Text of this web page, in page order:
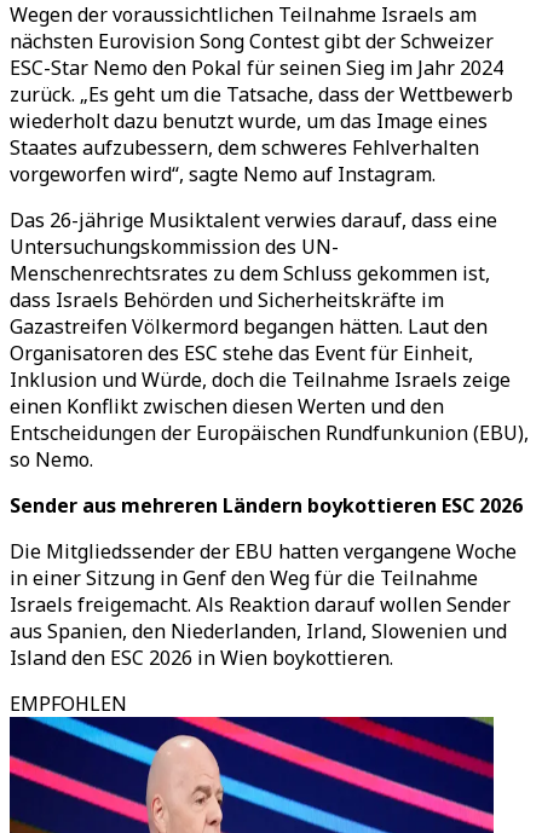
Wegen der voraussichtlichen Teilnahme Israels am
nächsten Eurovision Song Contest gibt der Schweizer
ESC-Star Nemo den Pokal für seinen Sieg im Jahr 2024
zurück. „Es geht um die Tatsache, dass der Wettbewerb
wiederholt dazu benutzt wurde, um das Image eines
Staates aufzubessern, dem schweres Fehlverhalten
vorgeworfen wird“, sagte Nemo auf Instagram.
Das 26-jährige Musiktalent verwies darauf, dass eine
Untersuchungskommission des UN-
Menschenrechtsrates zu dem Schluss gekommen ist,
dass Israels Behörden und Sicherheitskräfte im
Gazastreifen Völkermord begangen hätten. Laut den
Organisatoren des ESC stehe das Event für Einheit,
Inklusion und Würde, doch die Teilnahme Israels zeige
einen Konflikt zwischen diesen Werten und den
Entscheidungen der Europäischen Rundfunkunion (EBU),
so Nemo.
Sender aus mehreren Ländern boykottieren ESC 2026
Die Mitgliedssender der EBU hatten vergangene Woche
in einer Sitzung in Genf den Weg für die Teilnahme
Israels freigemacht. Als Reaktion darauf wollen Sender
aus Spanien, den Niederlanden, Irland, Slowenien und
Island den ESC 2026 in Wien boykottieren.
EMPFOHLEN